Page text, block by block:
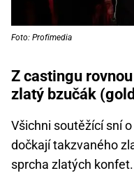
Foto: Profimedia
Z castingu
zlatý bzučák
Všichni soutěžící sní
dočkají takzvaného
sprcha zlatých